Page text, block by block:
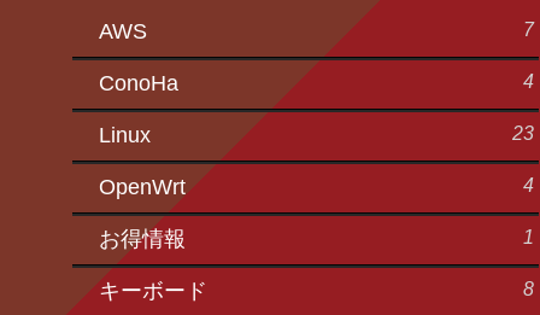
AWS 7
ConoHa 4
Linux 23
OpenWrt 4
お得情報 1
キーボード 8